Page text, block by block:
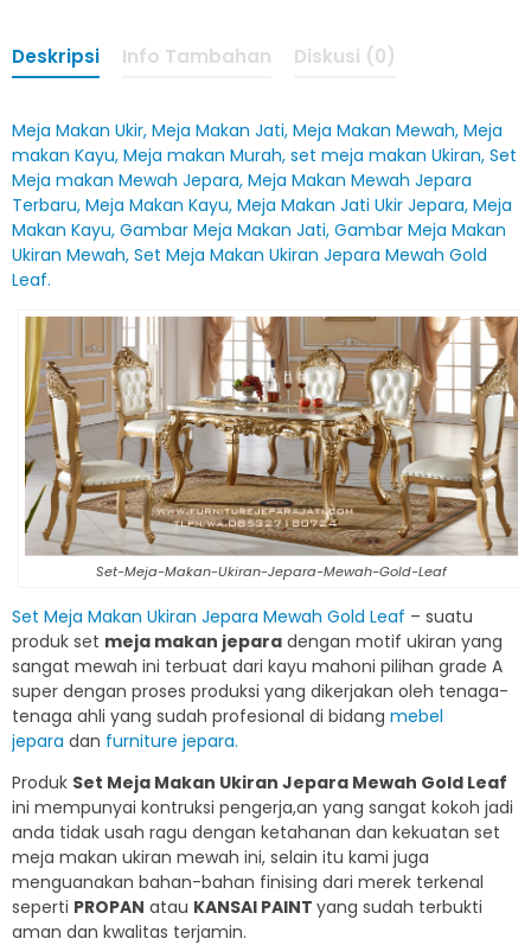
Deskripsi Info Tambahan Diskusi (0)
Meja Makan Ukir, Meja Makan Jati, Meja Makan Mewah, Meja
makan Kayu, Meja makan Murah, set meja makan Ukiran, Set
Meja makan Mewah Jepara, Meja Makan Mewah Jepara
Terbaru, Meja Makan Kayu, Meja Makan Jati Ukir Jepara, Meja
Makan Kayu, Gambar Meja Makan Jati, Gambar Meja Makan
Ukiran Mewah, Set Meja Makan Ukiran Jepara Mewah Gold
Leaf.
Set-Meja-Makan-Ukiran-Jepara-Mewah-Gold-Leaf
Set Meja Makan Ukiran Jepara Mewah Gold Leaf – suatu
produk set meja makan jepara dengan motif ukiran yang
sangat mewah ini terbuat dari kayu mahoni pilihan grade A
super dengan proses produksi yang dikerjakan oleh tenaga-
tenaga ahli yang sudah profesional di bidang mebel
jepara dan furniture jepara.
Produk Set Meja Makan Ukiran Jepara Mewah Gold Leaf
ini mempunyai kontruksi pengerja,an yang sangat kokoh jadi
anda tidak usah ragu dengan ketahanan dan kekuatan set
meja makan ukiran mewah ini, selain itu kami juga
menguanakan bahan-bahan finising dari merek terkenal
seperti PROPAN atau KANSAI PAINT yang sudah terbukti
aman dan kwalitas terjamin.